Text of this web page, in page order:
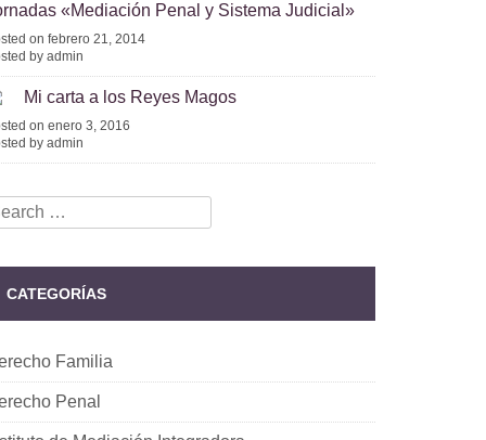
«Mediación Penal y Sistema Judicial»
on febrero 21, 2014
by admin
Mi carta a los Reyes Magos
on enero 3, 2016
by admin
CATEGORÍAS
Familia
Penal